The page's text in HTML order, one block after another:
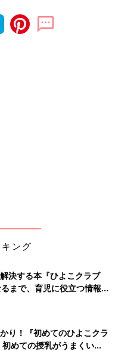
ング
決する本『ひよこクラブ
まで、育児に役立つ情報が
り！『初めてのひよこクラ
めての授乳がうまくい
本と夏のトラブル 解決テ